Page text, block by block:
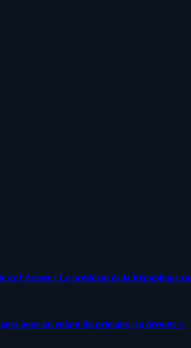
l’Armée : Le président de la République
pour un enfant du primaire, ça déroute «